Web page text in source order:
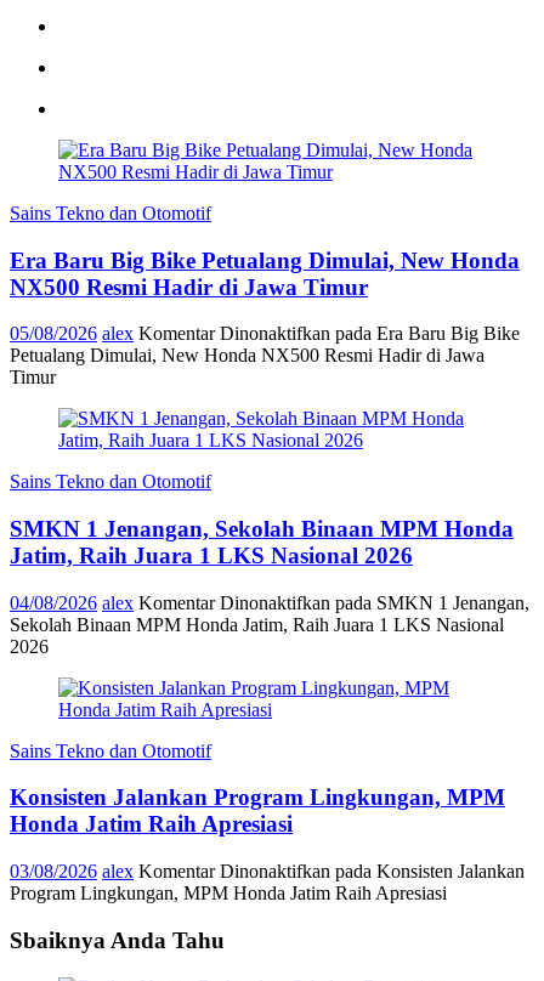
Sains Tekno dan Otomotif
Era Baru Big Bike Petualang Dimulai, New Honda
NX500 Resmi Hadir di Jawa Timur
05/08/2026 alex Komentar Dinonaktifkan pada Era Baru Big Bike
Petualang Dimulai, New Honda NX500 Resmi Hadir di Jawa
Timur
Sains Tekno dan Otomotif
SMKN 1 Jenangan, Sekolah Binaan MPM Honda
Jatim, Raih Juara 1 LKS Nasional 2026
04/08/2026 alex Komentar Dinonaktifkan pada SMKN 1 Jenangan,
Sekolah Binaan MPM Honda Jatim, Raih Juara 1 LKS Nasional
2026
Sains Tekno dan Otomotif
Konsisten Jalankan Program Lingkungan, MPM
Honda Jatim Raih Apresiasi
03/08/2026 alex Komentar Dinonaktifkan pada Konsisten Jalankan
Program Lingkungan, MPM Honda Jatim Raih Apresiasi
Sbaiknya Anda Tahu